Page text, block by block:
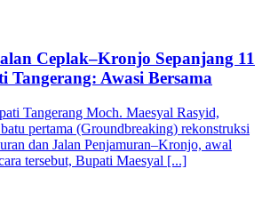
Ceplak–Kronjo Sepanjang 11
Tangerang: Awasi Bersama
Tangerang Moch. Maesyal Rasyid,
pertama (Groundbreaking) rekonstruksi
dan Jalan Penjamuran–Kronjo, awal
tersebut, Bupati Maesyal [...]